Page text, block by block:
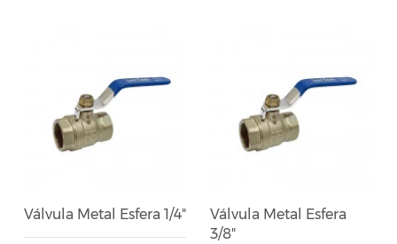
Válvula Metal Esfera 1/4"
Válvula Metal Esfera
3/8"